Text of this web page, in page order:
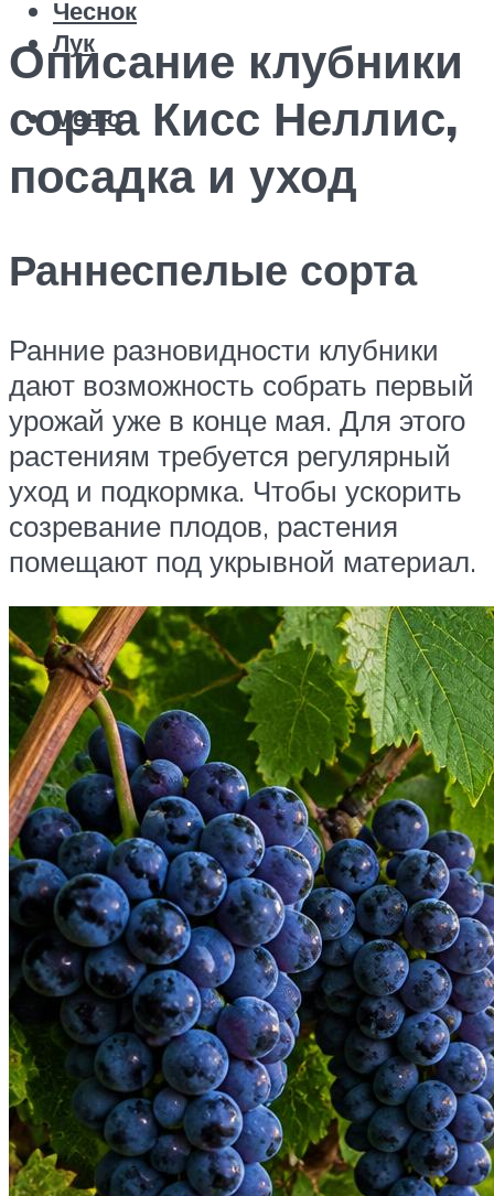
Чеснок
Лук
Меню
Описание клубники
сорта Кисс Неллис,
посадка и уход
Раннеспелые сорта
Ранние разновидности клубники
дают возможность собрать первый
урожай уже в конце мая. Для этого
растениям требуется регулярный
уход и подкормка. Чтобы ускорить
созревание плодов, растения
помещают под укрывной материал.